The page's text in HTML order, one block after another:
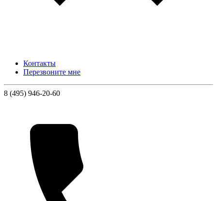
Контакты
Перезвоните мне
8 (495) 946-20-60